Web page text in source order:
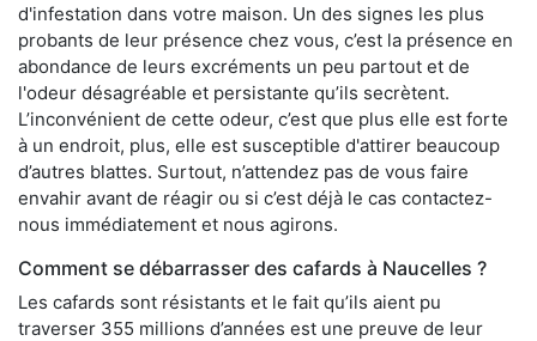
d'infestation dans votre maison. Un des signes les plus
probants de leur présence chez vous, c’est la présence en
abondance de leurs excréments un peu partout et de
l'odeur désagréable et persistante qu’ils secrètent.
L’inconvénient de cette odeur, c’est que plus elle est forte
à un endroit, plus, elle est susceptible d'attirer beaucoup
d’autres blattes. Surtout, n’attendez pas de vous faire
envahir avant de réagir ou si c’est déjà le cas contactez-
nous immédiatement et nous agirons.
Comment se débarrasser des cafards à Naucelles ?
Les cafards sont résistants et le fait qu’ils aient pu
traverser 355 millions d’années est une preuve de leur